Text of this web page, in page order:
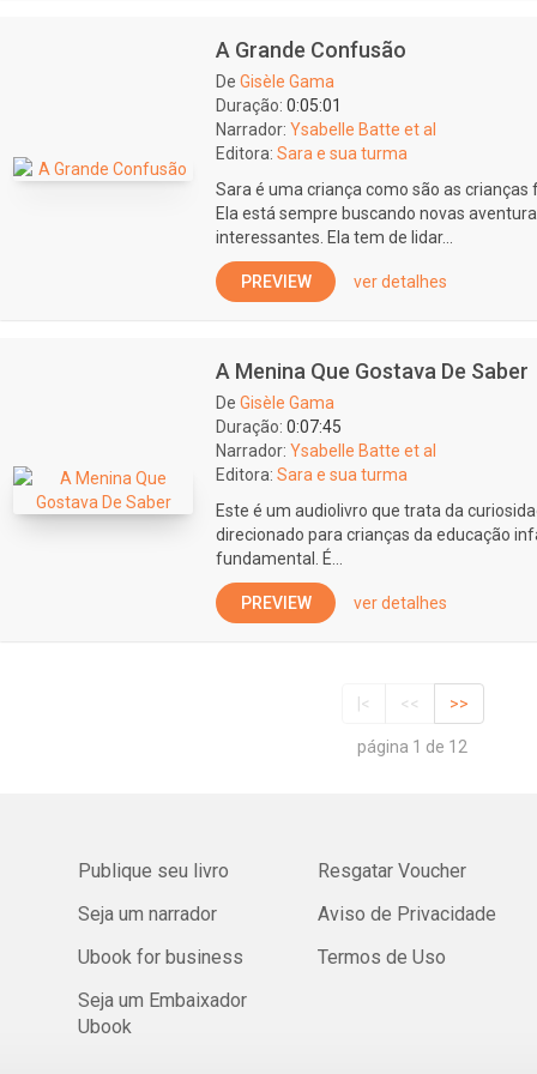
A Grande Confusão
De Gisèle Gama
Duração: 0:05:01
Narrador: Ysabelle Batte et al
Editora: Sara e sua turma
Sara é uma criança como são as
Ela está sempre buscando novas
interessantes. Ela tem de lidar...
PREVIEW ver detalhes
A Menina Que Gostava De Saber
De Gisèle Gama
Duração: 0:07:45
Narrador: Ysabelle Batte et al
Editora: Sara e sua turma
Este é um audiolivro que trata da
direcionado para crianças da educação
fundamental. É...
PREVIEW ver detalhes
|< << >>
página 1 de 12
Publique seu livro
Seja um narrador
Ubook for business
Seja um Embaixador
Ubook
Resgatar Voucher
Aviso de Privacidade
Termos de Uso